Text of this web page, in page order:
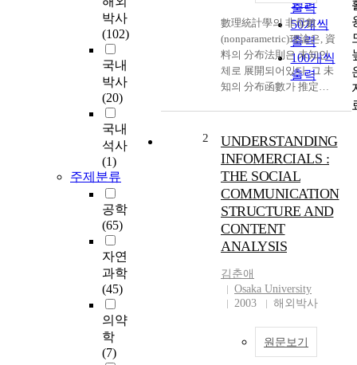
박사
(102)
국내
박사
(20)
국내
석사
(1)
주제분류
공학
(65)
자연
과학
(45)
의약
학
(7)
출력
50개씩
출력
100개씩
출력
數理統計學의 非母數
(nonparametric)理論은, 資
料의 分布法則은 未知인
체로 展開되어있다. 그 未
知의 分布函數가 推定가
고, 결국 資料가 갖는 情報
를 손실없이 이용할 수 있
게 된다 일반적으로 分布
函數의 표준적인 推定良
으로서 經驗分布函數가
連續이라고 가 정하였을
때 離散形인 經驗分布函
數는 連續性을 無視하는
이용되었던 표준적인 方
法을 대신하여,kernel函數
와 smoothing para- meter
을 이용한 방법이 脚光을
받고, 理論的으로도 그 좋
은점이 證明되어져 있다.
2
UNDERSTANDING
INFOMERCIALS :
THE SOCIAL
COMMUNICATION
STRUCTURE AND
CONTENT
ANALYSIS
김춘애
Osaka University
2003
해외박사
원문보기